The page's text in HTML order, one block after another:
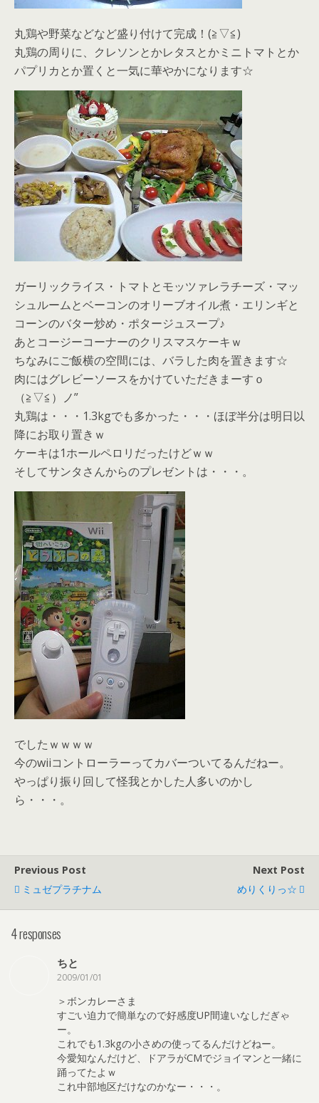
丸鶏や野菜などなど盛り付けて完成！(≧▽≦)
丸鶏の周りに、クレソンとかレタスとかミニトマトとか
パプリカとか置くと一気に華やかになります☆
ガーリックライス・トマトとモッツァレラチーズ・マッ
シュルームとベーコンのオリーブオイル煮・エリンギと
コーンのバター炒め・ポタージュスープ♪
あとコージーコーナーのクリスマスケーキｗ
ちなみにご飯横の空間には、バラした肉を置きます☆
肉にはグレビーソースをかけていただきまーすｏ
（≧▽≦）ノ”
丸鶏は・・・1.3kgでも多かった・・・ほぼ半分は明日以
降にお取り置きｗ
ケーキは1ホールペロリだったけどｗｗ
そしてサンタさんからのプレゼントは・・・。
でしたｗｗｗｗ
今のwiiコントローラーってカバーついてるんだねー。
やっぱり振り回して怪我とかした人多いのかし
ら・・・。
Previous Post
ミュゼプラチナム
Next Post
めりくりっ☆
4 responses
ちと
2009/01/01
＞ボンカレーさま
すごい迫力で簡単なので好感度UP間違いなしだぎゃ
ー。
これでも1.3kgの小さめの使ってるんだけどねー。
今愛知なんだけど、ドアラがCMでジョイマンと一緒に
踊ってたよｗ
これ中部地区だけなのかなー・・・。